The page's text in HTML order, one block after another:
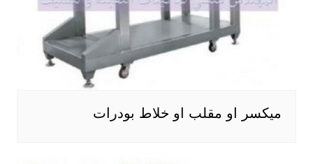
ميكسر او مقلب او خلاط بودرات